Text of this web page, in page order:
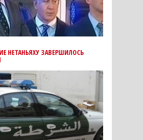
НЕТАНЬЯХУ ЗАВЕРШИЛОСЬ